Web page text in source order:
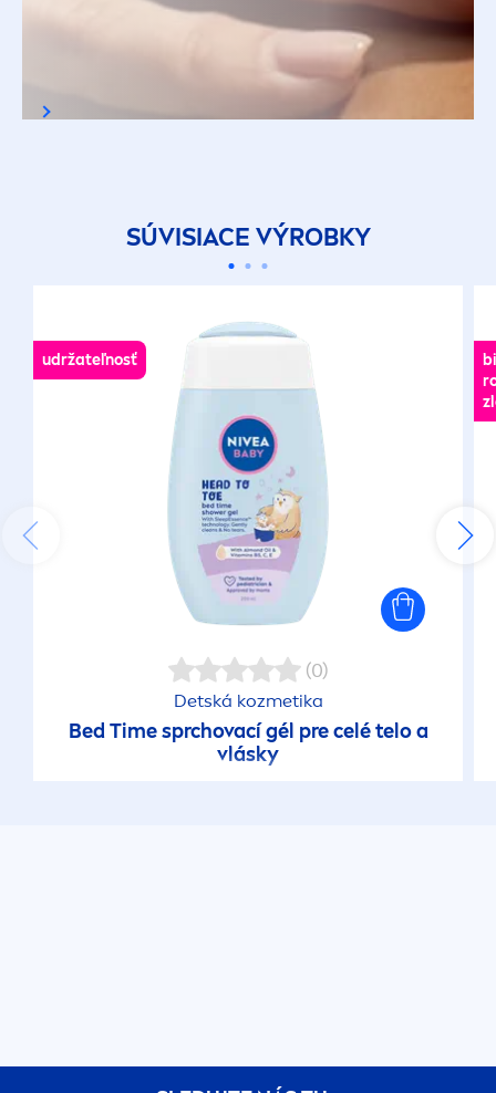
SÚVISIACE VÝROBKY
udržateľnosť
(0)
Detská kozmetika
Bed Time sprchovací gél pre celé telo a
vlásky